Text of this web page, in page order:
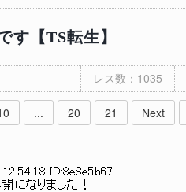
す【TS転生】
レス数：1035
... 20 21 Next
ID:8e8e5b67
になりました！